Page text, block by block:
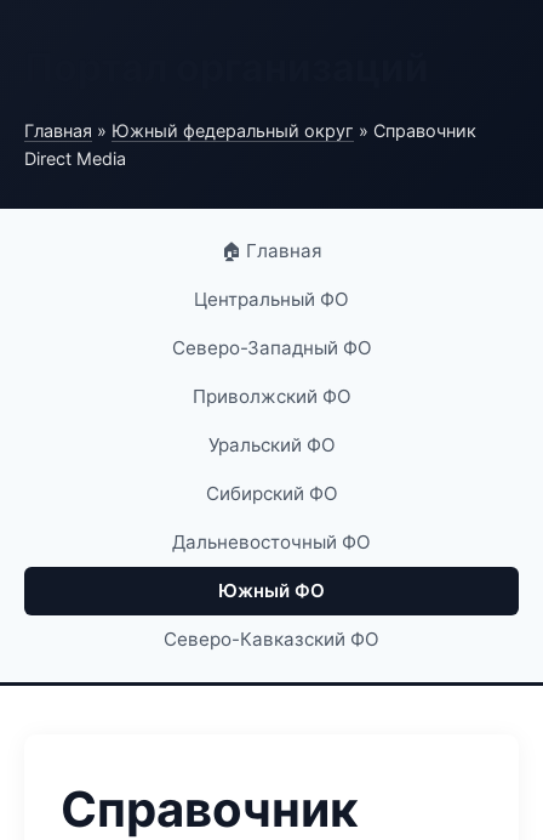
Главная » Южный федеральный округ » Справочник
Direct Media
🏠 Главная
Центральный ФО
Северо-Западный ФО
Приволжский ФО
Уральский ФО
Сибирский ФО
Дальневосточный ФО
Южный ФО
Северо-Кавказский ФО
Справочник